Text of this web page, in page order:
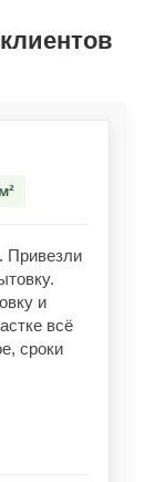
Привезли
и
всё
сроки